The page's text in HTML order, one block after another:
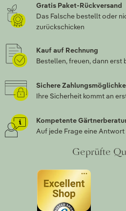
Gratis Paket-Rückversand
Das Falsche bestellt oder
zurückschicken
Kauf auf Rechnung
Bestellen, freuen, dann erst
Sichere
Ihre Sicherheit kommt an
Kompetente
Auf jede Frage eine
Geprüfte